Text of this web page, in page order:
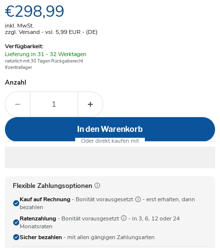
Aktueller Preis
€298,99
inkl. MwSt.
zzgl. Versand - vsl. 5,99 EUR- (DE)
Verfügbarkeit:
Verfügbar
-
Lieferung in 31 - 32 Werktagen
natürlich mit 30 Tagen Rückgaberecht
#zentrallager
Anzahl
In den Warenkorb
Flexible Zahlungsoptionen
Kauf auf Rechnung - Bonität vorausgesetzt
- erst erhalten, dann
bezahlen
Ratenzahlung - Bonität vorausgesetzt
- in 3, 6, 12 oder 24
Monatsraten
Sicher bezahlen - mit allen gängigen Zahlungsarten